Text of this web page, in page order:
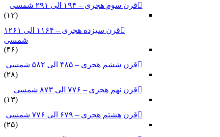
قرن سوم هجری – ۱۹۴ الی ۲۹۱ شمسی
(۱۲)
قرن سیزده هجری – ۱۱۶۴ الی ۱۲۶۱
شمسی
(۴۶)
قرن ششم هجری – ۴۸۵ الی ۵۸۲ شمسی
(۲۸)
قرن نهم هجری – ۷۷۶ الی ۸۷۳ شمسی
(۱۳)
قرن هشتم هجری – ۶۷۹ الی ۷۷۶ شمسی
(۲۵)